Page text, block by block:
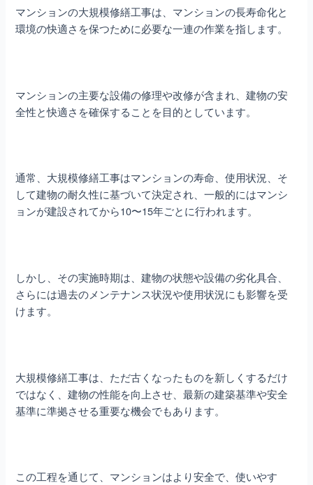
マンションの大規模修繕工事は、マンションの長寿命化と
環境の快適さを保つために必要な一連の作業を指します。
マンションの主要な設備の修理や改修が含まれ、建物の安
全性と快適さを確保することを目的としています。
通常、大規模修繕工事はマンションの寿命、使用状況、そ
して建物の耐久性に基づいて決定され、一般的にはマンシ
ョンが建設されてから10〜15年ごとに行われます。
しかし、その実施時期は、建物の状態や設備の劣化具合、
さらには過去のメンテナンス状況や使用状況にも影響を受
けます。
大規模修繕工事は、ただ古くなったものを新しくするだけ
ではなく、建物の性能を向上させ、最新の建築基準や安全
基準に準拠させる重要な機会でもあります。
この工程を通じて、マンションはより安全で、使いやす